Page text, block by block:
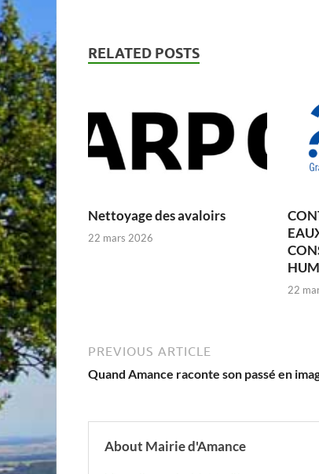
RELATED POSTS
Nettoyage des avaloirs
22 mars 2026
22
PREVIOUS ARTICLE
Quand Amance raconte son passé en
About Mairie d'Amance